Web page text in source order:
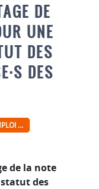
DE
UNE
DES
DES
...
de la note
des